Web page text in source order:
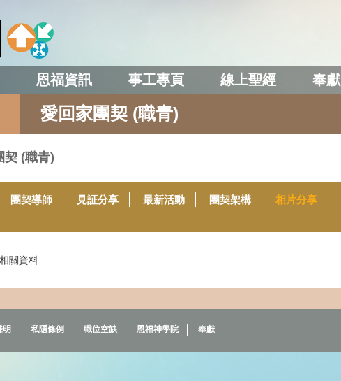
恩福資訊 事工專頁 線上聖經 奉獻
愛回家團契 (職青)
契 (職青)
團契導師 見証分享 最新活動 團契架構 相片分享
關資料
明 私隱條例 職位空缺 恩福神學院 奉獻